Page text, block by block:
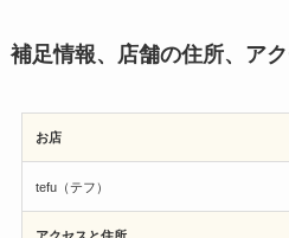
補足情報、店舗の住所、ア
お店
tefu（テフ）